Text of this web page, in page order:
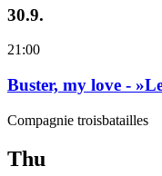
30.9.
21:00
Buster, my love -
Compagnie troisbatailles
Thu